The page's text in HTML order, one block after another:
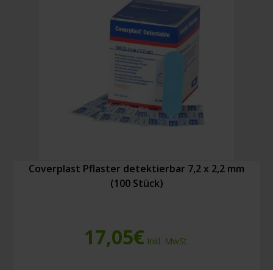
Coverplast Pflaster detektierbar 7,2 x 2,2 mm
(100 Stück)
17,05€ Inkl. MwSt.